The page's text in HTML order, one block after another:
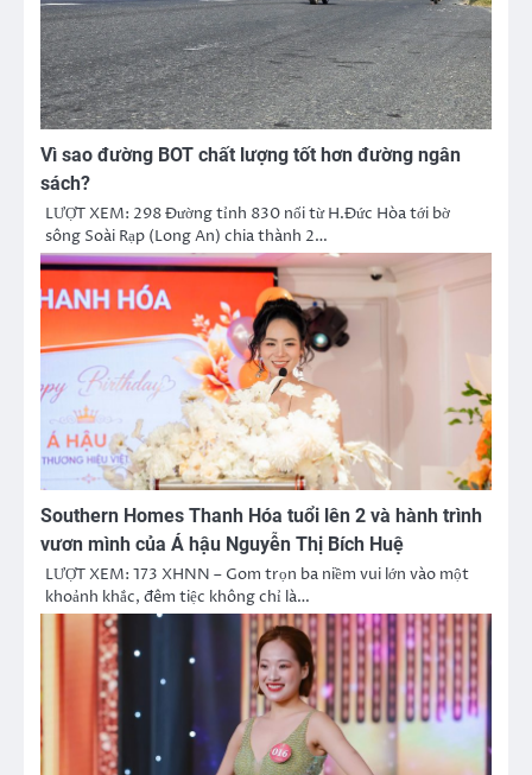
Vì sao đường BOT chất lượng tốt hơn đường ngân
sách?
LƯỢT XEM: 298 Đường tỉnh 830 nối từ H.Đức Hòa tới bờ
sông Soài Rạp (Long An) chia thành 2…
Southern Homes Thanh Hóa tuổi lên 2 và hành trình
vươn mình của Á hậu Nguyễn Thị Bích Huệ
LƯỢT XEM: 173 XHNN – Gom trọn ba niềm vui lớn vào một
khoảnh khắc, đêm tiệc không chỉ là…